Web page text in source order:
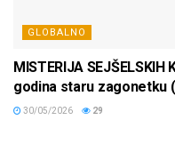
GLOBALNO
MISTERIJA SEJŠELSKIH
godina staru zagonetku
30/05/2026 29